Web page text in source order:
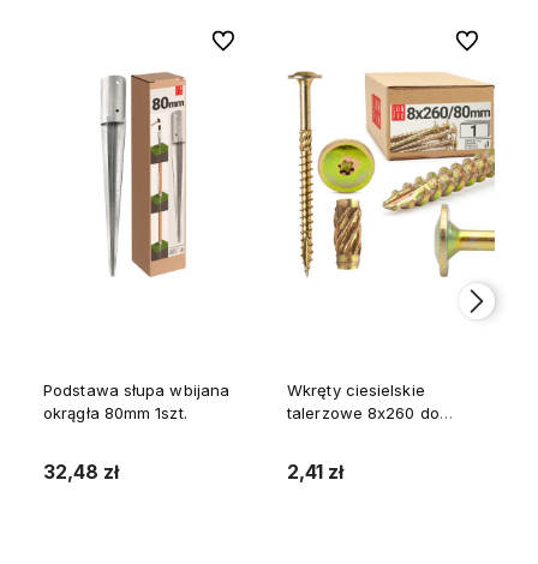
Podstawa słupa wbijana
okrągła 80mm 1szt.
32,48 zł
Do ulubionych
Wkręty ciesielskie
talerzowe 8x260 do
2,41 zł
Do